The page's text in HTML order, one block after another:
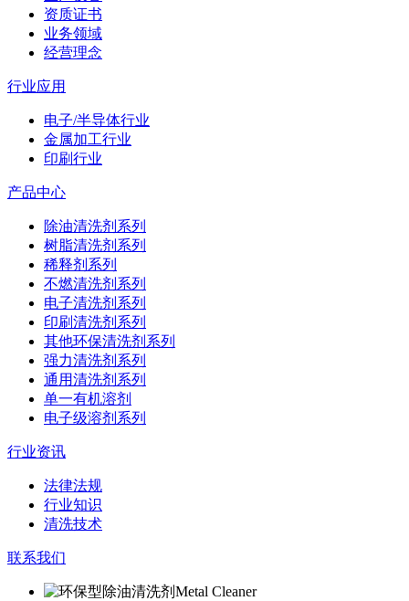
资质证书
业务领域
经营理念
行业应用
电子/半导体行业
金属加工行业
印刷行业
产品中心
除油清洗剂系列
树脂清洗剂系列
稀释剂系列
不燃清洗剂系列
电子清洗剂系列
印刷清洗剂系列
其他环保清洗剂系列
强力清洗剂系列
通用清洗剂系列
单一有机溶剂
电子级溶剂系列
行业资讯
法律法规
行业知识
清洗技术
联系我们